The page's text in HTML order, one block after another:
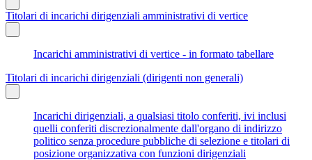
Titolari di incarichi dirigenziali amministrativi di vertice
Incarichi amministrativi di vertice - in formato tabellare
Titolari di incarichi dirigenziali (dirigenti non generali)
Incarichi dirigenziali, a qualsiasi titolo conferiti, ivi inclusi
quelli conferiti discrezionalmente dall'organo di indirizzo
politico senza procedure pubbliche di selezione e titolari di
posizione organizzativa con funzioni dirigenziali